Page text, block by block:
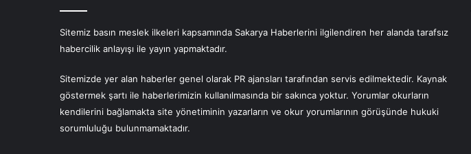
Sitemiz basın meslek ilkeleri kapsamında Sakarya Haberlerini ilgilendiren her alanda tarafsız
habercilik anlayışı ile yayın yapmaktadır.
Sitemizde yer alan haberler genel olarak PR ajansları tarafından servis edilmektedir. Kaynak
göstermek şartı ile haberlerimizin kullanılmasında bir sakınca yoktur. Yorumlar okurların
kendilerini bağlamakta site yönetiminin yazarların ve okur yorumlarının görüşünde hukuki
sorumluluğu bulunmamaktadır.